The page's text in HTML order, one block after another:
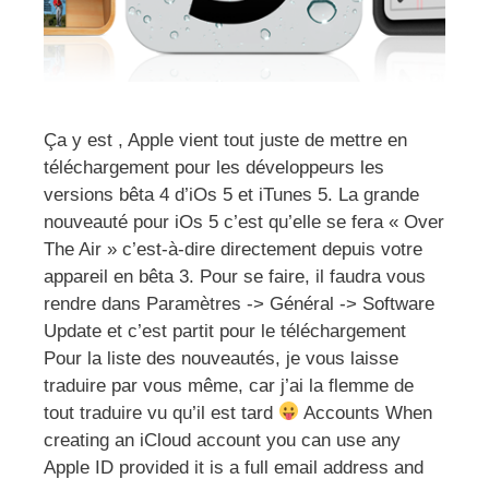
Ça y est , Apple vient tout juste de mettre en
téléchargement pour les développeurs les
versions bêta 4 d’iOs 5 et iTunes 5. La grande
nouveauté pour iOs 5 c’est qu’elle se fera « Over
The Air » c’est-à-dire directement depuis votre
appareil en bêta 3. Pour se faire, il faudra vous
rendre dans Paramètres -> Général -> Software
Update et c’est partit pour le téléchargement
Pour la liste des nouveautés, je vous laisse
traduire par vous même, car j’ai la flemme de
tout traduire vu qu’il est tard
Accounts When
creating an iCloud account you can use any
Apple ID provided it is a full email address and